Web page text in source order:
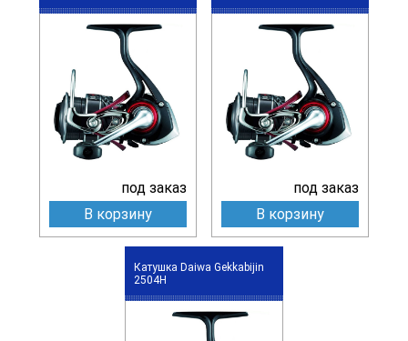
под заказ
В корзину
под заказ
В корзину
Катушка Daiwa Gekkabijin
2504H